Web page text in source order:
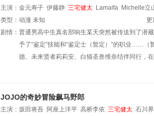
主演： 金元寿子 伊藤静 三宅健太 Lamalfa Michelle立
类型： 动漫 未知
更
剧情： 普通男高中生真名部响生某天突然被传送到了潜
予了“鉴定”技能和“鉴定士（暂定）”的职业……
德、未来贤者莉莉安、白猫圣兽维奈结伴同行，
JOJO的奇妙冒险飙马野郎
主演： 坂田将吾 阿座上洋平 高桥李依 三宅健太 石川